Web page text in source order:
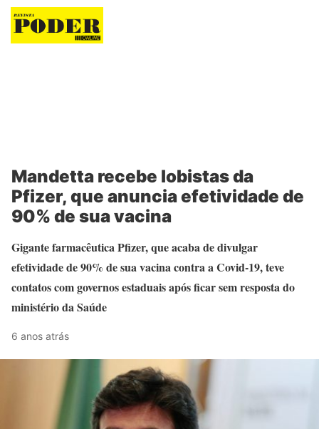
Revista Poder
Mandetta recebe lobistas da
Pfizer, que anuncia efetividade de
90% de sua vacina
Gigante farmacêutica Pfizer, que acaba de divulgar
efetividade de 90% de sua vacina contra a Covid-19, teve
contatos com governos estaduais após ficar sem resposta do
ministério da Saúde
6 anos atrás